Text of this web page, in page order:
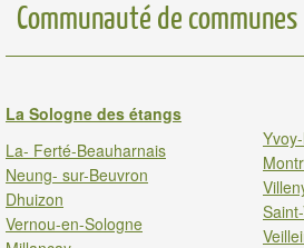
Communauté de communes
La Sologne des étangs
La- Ferté-Beauharnais
Neung- sur-Beuvron
Dhuizon
Vernou-en-Sologne